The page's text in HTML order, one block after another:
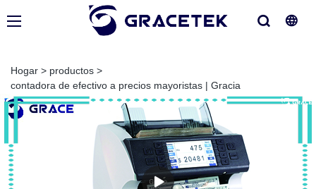
Hogar > productos >
contadora de efectivo a precios mayoristas | Gracia